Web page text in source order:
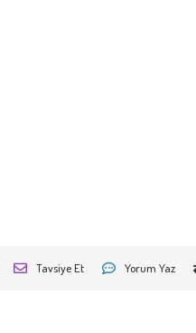
Tavsiye Et Yorum Yaz